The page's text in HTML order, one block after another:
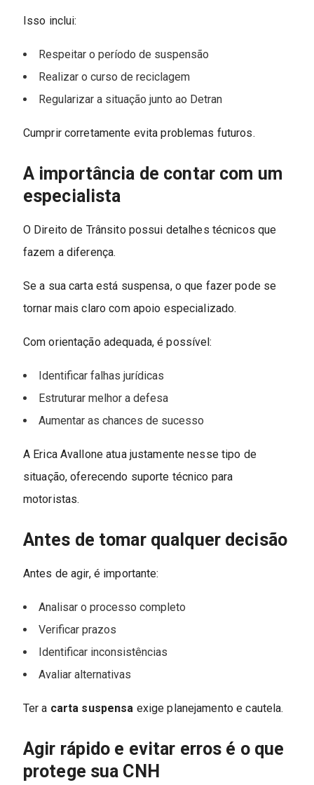
Isso inclui:
Respeitar o período de suspensão
Realizar o curso de reciclagem
Regularizar a situação junto ao Detran
Cumprir corretamente evita problemas futuros.
A importância de contar com um
especialista
O Direito de Trânsito possui detalhes técnicos que
fazem a diferença.
Se a sua carta está suspensa, o que fazer pode se
tornar mais claro com apoio especializado.
Com orientação adequada, é possível:
Identificar falhas jurídicas
Estruturar melhor a defesa
Aumentar as chances de sucesso
A Erica Avallone atua justamente nesse tipo de
situação, oferecendo suporte técnico para
motoristas.
Antes de tomar qualquer decisão
Antes de agir, é importante:
Analisar o processo completo
Verificar prazos
Identificar inconsistências
Avaliar alternativas
Ter a carta suspensa exige planejamento e cautela.
Agir rápido e evitar erros é o que
protege sua CNH